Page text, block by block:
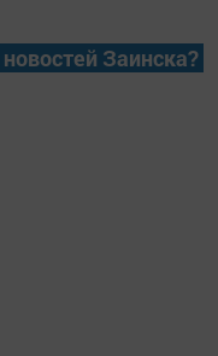
Заинска?